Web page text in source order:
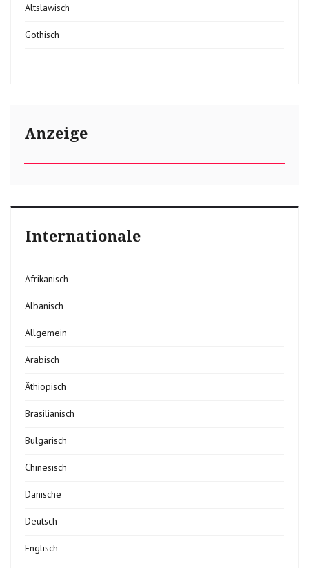
Altslawisch
Gothisch
Anzeige
Internationale
Afrikanisch
Albanisch
Allgemein
Arabisch
Äthiopisch
Brasilianisch
Bulgarisch
Chinesisch
Dänische
Deutsch
Englisch